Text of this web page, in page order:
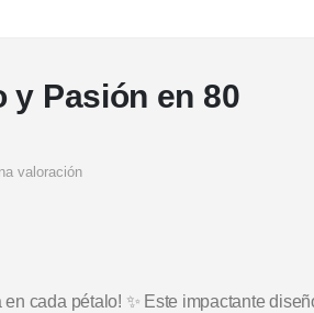
y Pasión en 80
valoración
cada pétalo! ✨ Este impactante